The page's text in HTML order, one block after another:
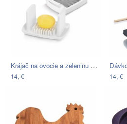
Krájač na ovocie a zeleninu Metaltex
14,-€ 14,-€